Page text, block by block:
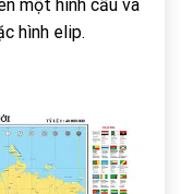
một hình cầu và
hình elip.